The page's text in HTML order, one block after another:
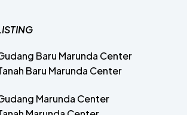
Baru Marunda Center
Baru Marunda Center
Marunda Center